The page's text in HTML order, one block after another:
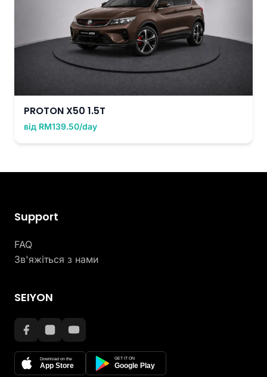
PROTON X50 1.5T
від RM139.50/day
SEIYON
Download on the
App Store
GET IT ON
Google Play
Support
FAQ
Зв'яжіться з нами